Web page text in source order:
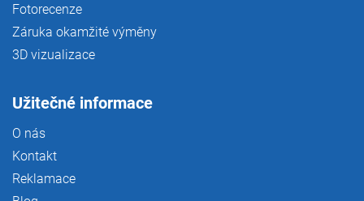
Fotorecenze
Záruka okamžité výměny
3D vizualizace
Užitečné informace
O nás
Kontakt
Reklamace